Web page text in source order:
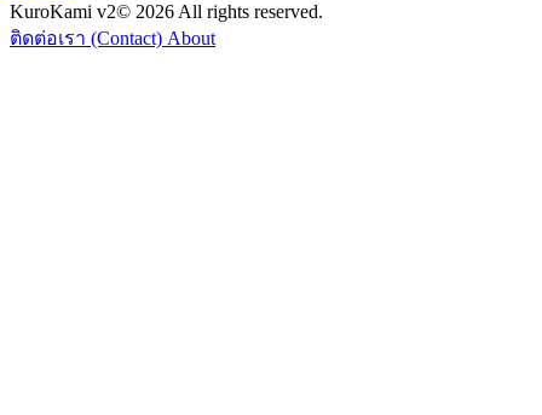
KuroKami v2© 2026 All rights reserved.
ติดต่อเรา (Contact) About